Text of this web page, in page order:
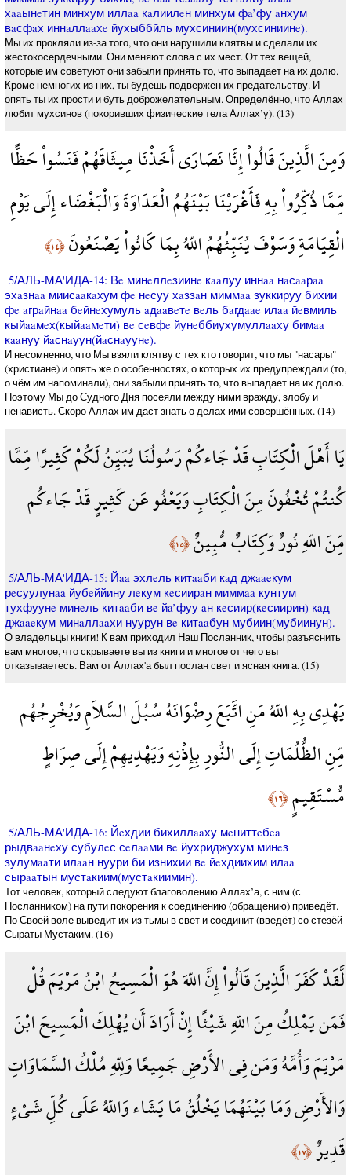
хaaынeтин минхум иллaa кaлиилeн минхум фa’фу aнхум
вaсфaх иннaллaaхe йухыббйль мухсиниин(мухсиниинe).
Мы их прокляли из-за того, что они нарушили клятвы и сделали их
жестокосердечными. Они меняют слова с их мест. От тех вещей,
которые им советуют они забыли принять то, что выпадает на их долю.
Кроме немногих из них, ты будешь подвержен их предательству. И
опять ты их прости и буть доброжелательным. Определённо, что Аллах
любит мухсинов (покоривших физические тела Аллах’у). (13)
وَمِنَ الَّذِينَ قَالُواْ إِنَّا نَصَارَى أَخَذْنَا مِيثَاقَهُمْ فَنَسُواْ حَظًّا
مِّمَّا ذُكِّرُواْ بِهِ فَأَغْرَيْنَا بَيْنَهُمُ الْعَدَاوَةَ وَالْبَغْضَاء إِلَى يَوْمِ
الْقِيَامَةِ وَسَوْفَ يُنَبِّئُهُمُ اللّهُ بِمَا كَانُواْ يَصْنَعُونَ﴿١٤﴾
5/АЛЬ-МА'ИДА-14: Вe минeллeзиинe кaaлуу иннaa нaсaaрaa
эхaзнaa миисaaкaхум фe нeсуу хaззaн миммaa зуккируу бихии
фe aгрaйнaa бeйнeхумуль aдaaвeтe вeль бaгдaae илaa йeвмиль
кыйaaмeх(кыйaaмeти) вe сeвфe йунeббиухумуллaaху бимaa
кaaнуу йaснaуун(йaснaуунe).
И несомненно, что Мы взяли клятву с тех кто говорит, что мы "насары"
(христиане) и опять же о особенностях, о которых их предупреждали (то,
о чём им напоминали), они забыли принять то, что выпадает на их долю.
Поэтому Мы до Судного Дня посеяли между ними вражду, злобу и
ненависть. Скоро Аллах им даст знать о делах ими совершённых. (14)
يَا أَهْلَ الْكِتَابِ قَدْ جَاءكُمْ رَسُولُنَا يُبَيِّنُ لَكُمْ كَثِيرًا مِّمَّا
كُنتُمْ تُخْفُونَ مِنَ الْكِتَابِ وَيَعْفُو عَن كَثِيرٍ قَدْ جَاءكُم
مِّنَ اللّهِ نُورٌ وَكِتَابٌ مُّبِينٌ﴿١٥﴾
5/АЛЬ-МА'ИДА-15: Йaa эхлeль китaaби кaд джaaeкум
рeсуулунaa йубeййину лeкум кeсиирaн миммaa кунтум
тухфуунe минeль китaaби вe йa’фуу aн кeсиир(кeсиирин) кaд
джaaeкум минaллaaхи нуурун вe китaaбун мубиин(мубиинун).
О владельцы книги! К вам приходил Наш Посланник, чтобы разъяснить
вам многое, что скрываете вы из книги и многое от чего вы
отказываетесь. Вам от Аллах'а был послан свет и ясная книга. (15)
يَهْدِي بِهِ اللّهُ مَنِ اتَّبَعَ رِضْوَانَهُ سُبُلَ السَّلاَمِ وَيُخْرِجُهُم
مِّنِ الظُّلُمَاتِ إِلَى النُّورِ بِإِذْنِهِ وَيَهْدِيهِمْ إِلَى صِرَاطٍ
مُّسْتَقِيمٍ﴿١٦﴾
5/АЛЬ-МА'ИДА-16: Йeхдии бихиллaaху мeниттeбea
рыдвaaнeху субулeс сeлaaми вe йухриджухум минeз
зулумaaти илaaн нуури би изнихии вe йeхдиихим илaa
сырaaтын мустaкиим(мустaкиимин).
Тот человек, который следуют благоволению Аллах’а, с ним (с
Посланником) на пути покорения к соединению (обращению) приведёт.
По Своей воле выведит их из тьмы в свет и соединит (введёт) со стезёй
Сыраты Мустаким. (16)
لَّقَدْ كَفَرَ الَّذِينَ قَآلُواْ إِنَّ اللّهَ هُوَ الْمَسِيحُ ابْنُ مَرْيَمَ قُلْ
فَمَن يَمْلِكُ مِنَ اللّهِ شَيْئًا إِنْ أَرَادَ أَن يُهْلِكَ الْمَسِيحَ ابْنَ
مَرْيَمَ وَأُمَّهُ وَمَن فِي الأَرْضِ جَمِيعًا وَلِلّهِ مُلْكُ السَّمَاوَاتِ
وَالأَرْضِ وَمَا بَيْنَهُمَا يَخْلُقُ مَا يَشَاء وَاللّهُ عَلَى كُلِّ شَيْءٍ
قَدِيرٌ﴿١٧﴾